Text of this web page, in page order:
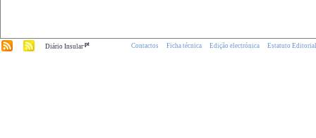
Diário Insular.pt Contactos Ficha técnica Edição electrónica Estatuto Editorial